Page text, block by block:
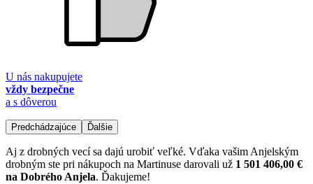
U nás nakupujete
vždy bezpečne
a s dôverou
Predchádzajúce Ďalšie
Aj z drobných vecí sa dajú urobiť veľké. Vďaka vašim Anjelským
drobným ste pri nákupoch na Martinuse darovali už 1 501 406,00 €
na Dobrého Anjela. Ďakujeme!